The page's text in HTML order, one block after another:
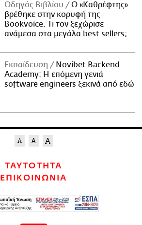
Οδηγός Βιβλίου
Ο «Καθρέφτης»
βρέθηκε στην κορυφή της
Bookvoice. Τι τον ξεχώρισε
ανάμεσα στα μεγάλα best sellers;
Εκπαίδευση
Novibet Backend
Academy: Η επόμενη γενιά
software engineers ξεκινά από εδώ
ΤΑΥΤΟΤΗΤΑ
ΕΠΙΚΟΙΝΩΝΙΑ